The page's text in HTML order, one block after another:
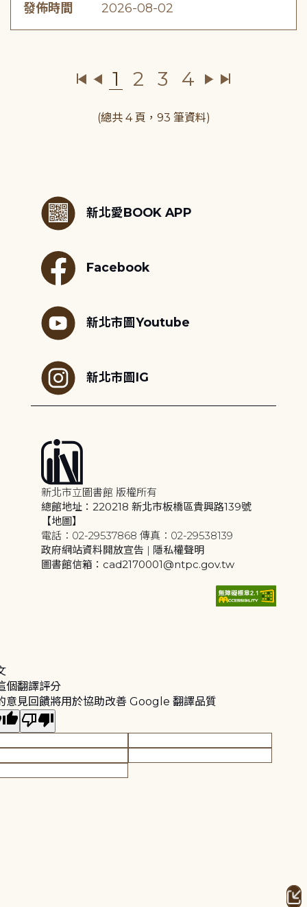
發佈時間 2026-08-02
1 2 3 4
(總共 4 頁，93 筆資料)
新北愛BOOK APP
Facebook
新北市圖Youtube
新北市圖IG
新北市立圖書館 版權所有
總館地址：220218 新北市板橋區貴興路139號
【地圖】
電話：02-29537868 傳真：02-29538139
政府網站資料開放宣告 | 隱私權聲明
圖書館信箱：cad2170001@ntpc.gov.tw
個翻譯評分
意見回饋將用於協助改善 Google 翻譯品質